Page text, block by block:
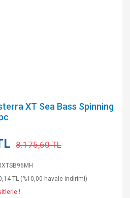
XT Sea Bass Spinning
8.175,60 TL
TL (%10,00 havale indirimi)